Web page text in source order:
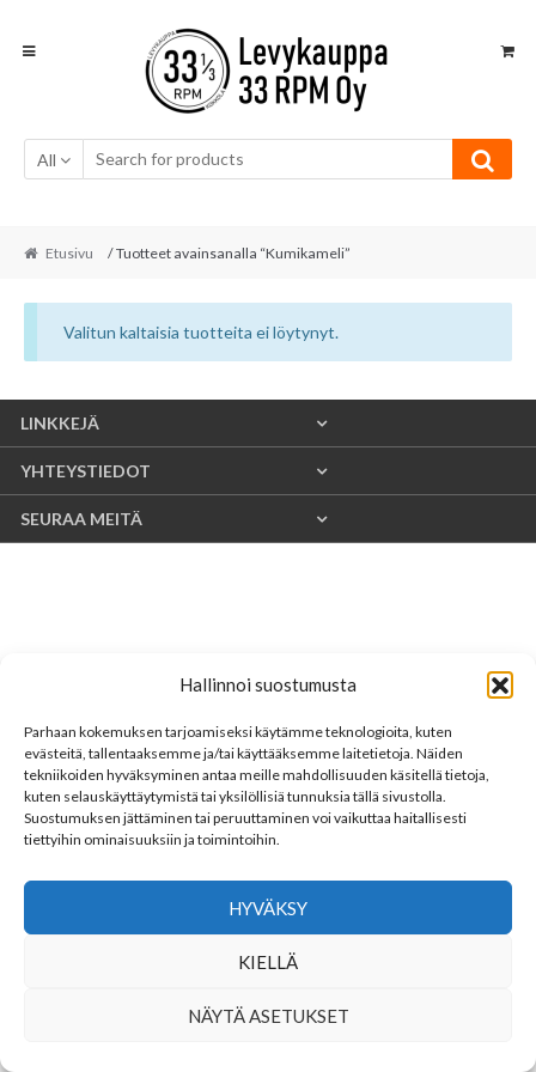
Hallinnoi suostumusta
Parhaan kokemuksen tarjoamiseksi käytämme teknologioita, kuten
evästeitä, tallentaaksemme ja/tai käyttääksemme laitetietoja. Näiden
tekniikoiden hyväksyminen antaa meille mahdollisuuden käsitellä tietoja,
kuten selauskäyttäytymistä tai yksilöllisiä tunnuksia tällä sivustolla.
Suostumuksen jättäminen tai peruuttaminen voi vaikuttaa haitallisesti
tiettyihin ominaisuuksiin ja toimintoihin.
HYVÄKSY
KIELLÄ
NÄYTÄ ASETUKSET
All
Etusivu / Tuotteet avainsanalla “Kumikameli”
Valitun kaltaisia tuotteita ei löytynyt.
LINKKEJÄ
YHTEYSTIEDOT
SEURAA MEITÄ